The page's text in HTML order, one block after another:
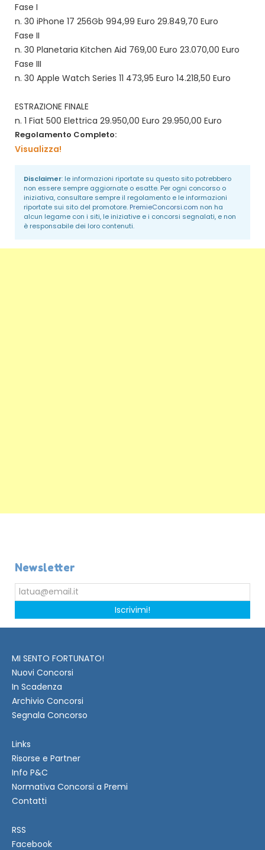
Fase I
n. 30 iPhone 17 256Gb 994,99 Euro 29.849,70 Euro
Fase II
n. 30 Planetaria Kitchen Aid 769,00 Euro 23.070,00 Euro
Fase III
n. 30 Apple Watch Series 11 473,95 Euro 14.218,50 Euro
ESTRAZIONE FINALE
n. 1 Fiat 500 Elettrica 29.950,00 Euro 29.950,00 Euro
Regolamento Completo:
Visualizza!
Disclaimer: le informazioni riportate su questo sito potrebbero
non essere sempre aggiornate o esatte. Per ogni concorso o
iniziativa, consultare sempre il regolamento e le informazioni
riportate sui sito del promotore. PremieConcorsi.com non ha
alcun legame con i siti, le iniziative e i concorsi segnalati, e non
è responsabile dei loro contenuti.
Newsletter
Iscrivimi!
MI SENTO FORTUNATO!
Nuovi Concorsi
In Scadenza
Archivio Concorsi
Segnala Concorso
Links
Risorse e Partner
Info P&C
Normativa Concorsi a Premi
Contatti
RSS
Facebook